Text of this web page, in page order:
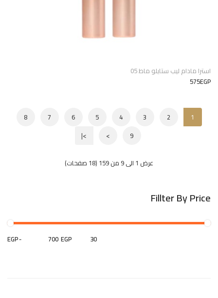
Fillter By Price
EGP- EGP
استرا مادام ليب ستايلو ماط 05
575EGP
1
2
3
4
5
6
7
8
9
>
>|
عرض 1 الى 9 من 159 (18 صفحات)